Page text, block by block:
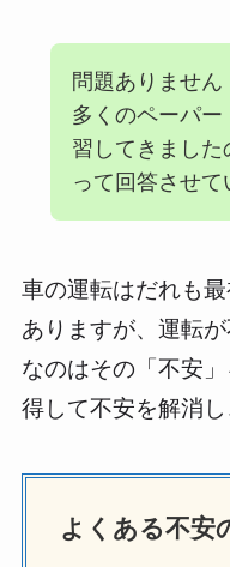
問題ありません
多くのペーパ
習してきました
って回答させて
車の運転はだれも
ありますが、運転
なのはその「不安
得して不安を解消し
よくある不安